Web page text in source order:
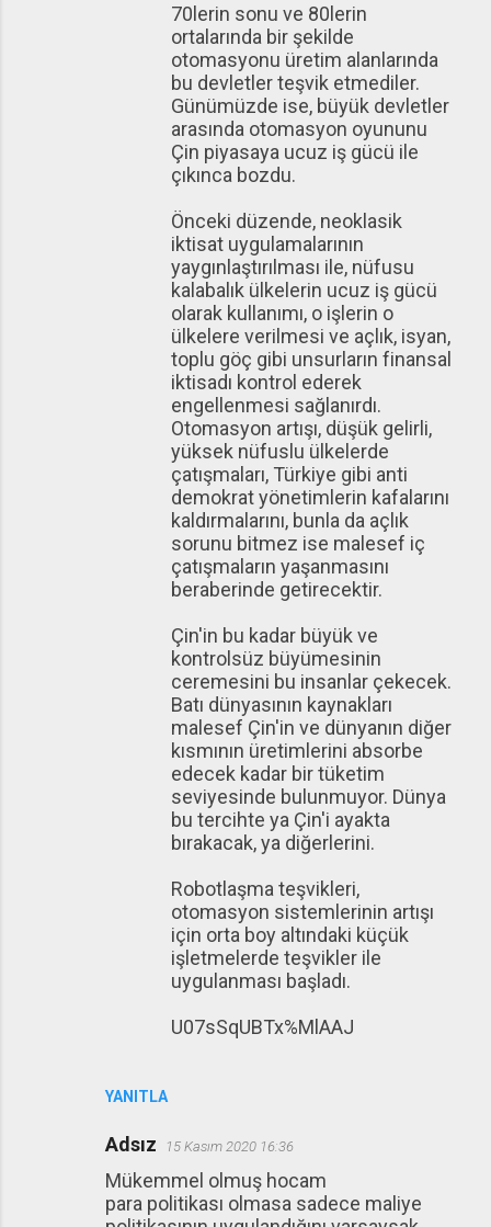
YANITLA
70lerin sonu ve 80lerin
ortalarında bir şekilde
otomasyonu üretim alanlarında
bu devletler teşvik etmediler.
Günümüzde ise, büyük devletler
arasında otomasyon oyununu
Çin piyasaya ucuz iş gücü ile
çıkınca bozdu.
Önceki düzende, neoklasik
iktisat uygulamalarının
yaygınlaştırılması ile, nüfusu
kalabalık ülkelerin ucuz iş gücü
olarak kullanımı, o işlerin o
ülkelere verilmesi ve açlık, isyan,
toplu göç gibi unsurların finansal
iktisadı kontrol ederek
engellenmesi sağlanırdı.
Otomasyon artışı, düşük gelirli,
yüksek nüfuslu ülkelerde
çatışmaları, Türkiye gibi anti
demokrat yönetimlerin kafalarını
kaldırmalarını, bunla da açlık
sorunu bitmez ise malesef iç
çatışmaların yaşanmasını
beraberinde getirecektir.
Çin'in bu kadar büyük ve
kontrolsüz büyümesinin
ceremesini bu insanlar çekecek.
Batı dünyasının kaynakları
malesef Çin'in ve dünyanın diğer
kısmının üretimlerini absorbe
edecek kadar bir tüketim
seviyesinde bulunmuyor. Dünya
bu tercihte ya Çin'i ayakta
bırakacak, ya diğerlerini.
Robotlaşma teşvikleri,
otomasyon sistemlerinin artışı
için orta boy altındaki küçük
işletmelerde teşvikler ile
uygulanması başladı.
U07sSqUBTx%MlAAJ
Adsız 15 Kasım 2020 16:36
Mükemmel olmuş hocam
para politikası olmasa sadece maliye